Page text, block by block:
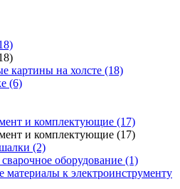
картины на холсте (18)
(6)
и комплектующие (17)
и комплектующие (17)
(2)
оборудование (1)
материалы к электроинструменту